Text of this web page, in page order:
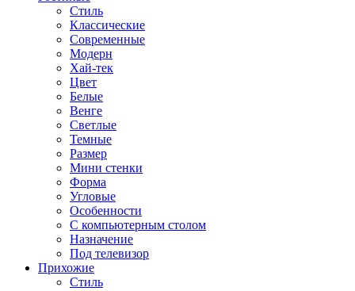
Стиль
Классические
Современные
Модерн
Хай-тек
Цвет
Белые
Венге
Светлые
Темные
Размер
Мини стенки
Форма
Угловые
Особенности
С компьютерным столом
Назначение
Под телевизор
Прихожие
Стиль